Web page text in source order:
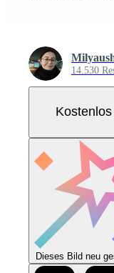
14.530
Dieses Bild neu